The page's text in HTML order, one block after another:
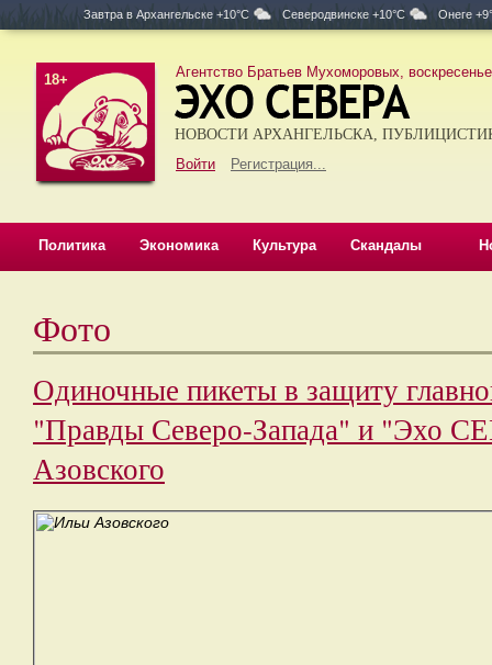
Завтра в Архангельске +10°C Северодвинске +10°C Онеге
18+ Агентство Братьев Мухоморовых,
Войти Регистрация...
НОВОСТИ АРХАНГЕЛЬСКА,
Политика Экономика Культура Скандалы
Фото
Одиночные пикеты в защиту
"Правды Северо-Запада" и "Эхо
Азовского